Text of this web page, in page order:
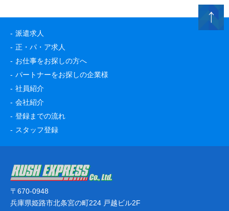
派遣求人
正・パ・ア求人
お仕事をお探しの方へ
パートナーをお探しの企業様
社員紹介
会社紹介
登録までの流れ
スタッフ登録
〒670-0948
兵庫県姫路市北条宮の町224 戸越ビル2F